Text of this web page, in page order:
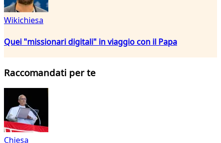
Wikichiesa
Quei "missionari digitali" in viaggio con il Papa
Raccomandati per te
Chiesa